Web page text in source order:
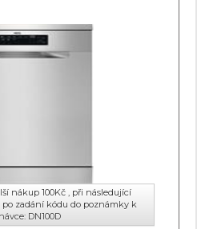
nákup 100Kč , při následující
po zadání kódu do poznámky k
DN100D